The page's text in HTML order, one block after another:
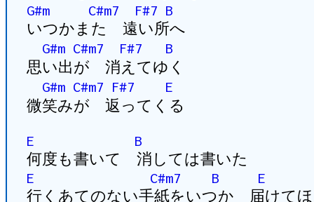
G#m
C#m7 F#7 B
いつかまた 遠い所へ
G#m C#m7 F#7
B
思い出が 消えてゆく
G#m C#m7 F#7
E
微笑みが 返ってくる
E
B
何度も書いて 消しては書いた
E
C#m7 B
E
行くあてのない手紙をいつか 届けて